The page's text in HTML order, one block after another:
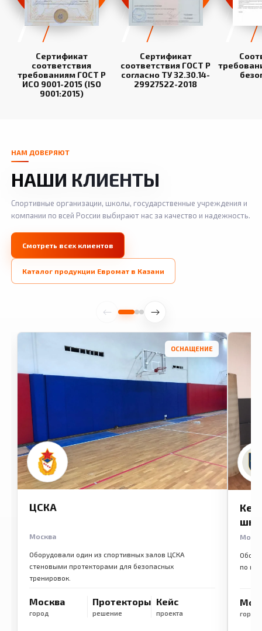
Сертификат
соответствия
требованиям ГОСТ Р
ИСО 9001-2015 (ISO
9001:2015)
Сертификат
соответствия ГОСТ Р
согласно ТУ 32.30.14-
29927522-2018
НАМ ДОВЕРЯЮТ
НАШИ КЛИЕНТЫ
Спортивные организации, школы, государственные учреждения и
компании по всей России выбирают нас за качество и надежность.
Смотреть всех клиентов
Каталог продукции Евромат в Казани
ОСНАЩЕНИЕ
ЦСКА
Москва
Оборудовали один из спортивных залов ЦСКА
стеновыми протекторами для безопасных
тренировок.
Москва
город
Протекторы
решение
Кейс
проекта
по
город